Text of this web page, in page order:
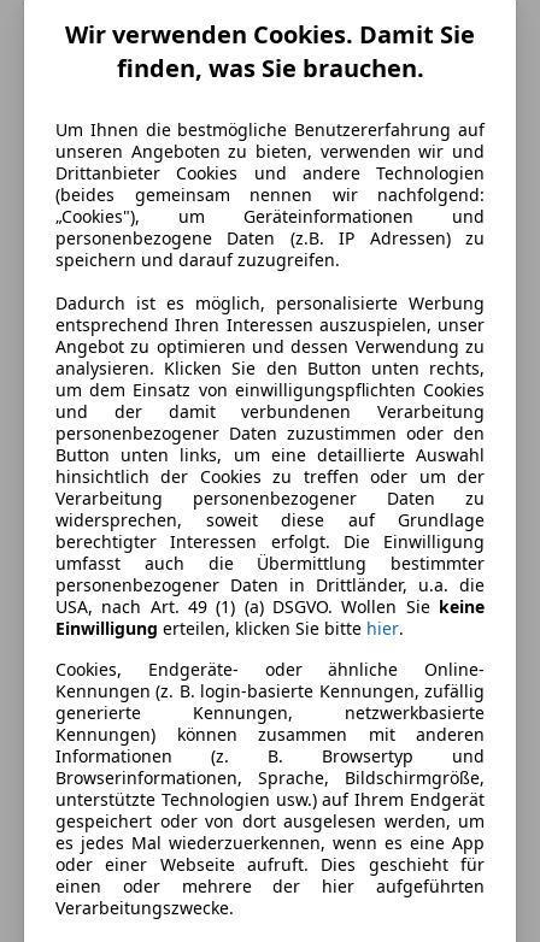
Energieverbrauch
Kraftstoff Benzin
Komfort
Armlehne
Elektrische Fensterheber
Getönte Scheiben
Klimaautomatik
Multifunktionslenkrad
Unterhaltung/Media
Android Auto
Apple CarPlay
Bluetooth
Bordcomputer
DAB-Radio
Freisprecheinrichtung
USB
Sicherheit
ABS
Beifahrerairbag
Fahrerairbag
Mehr anzeigen
Farbe und Innenausstattung
Außenfarbe
Silber
Farbe laut Hersteller
Silbermet.
Lackierung
Metallic
Innenausstattung
Stoff
Fahrzeugbeschreibung
2024er Crossland 1,2 T Elegance zum TOP-Preis! Mit
16" Aluräder, Multifunktionslenkrad, Climatronic,
verdunkelte Scheiben hinten, LED-Scheinwerfer uvm.
Mit nur 23.000 KM! Ohne versteckte Gebühren - §57a
Pickerl überprüft - ANMELDEFERTIG! Eintausch- und
Finanzierungsmöglichkeit! Gewährleistung!
Garantieversicherung gegen Aufpreis möglich! Fotos
Wir verwenden Cookies. Damit Sie
finden, was Sie brauchen.
Um Ihnen die bestmögliche Benutzererfahrung auf
unseren Angeboten zu bieten, verwenden wir und
Drittanbieter Cookies und andere Technologien
(beides gemeinsam nennen wir nachfolgend:
„Cookies"), um Geräteinformationen und
personenbezogene Daten (z.B. IP Adressen) zu
speichern und darauf zuzugreifen.
Dadurch ist es möglich, personalisierte Werbung
entsprechend Ihren Interessen auszuspielen, unser
Angebot zu optimieren und dessen Verwendung zu
analysieren. Klicken Sie den Button unten rechts,
um dem Einsatz von einwilligungspflichten Cookies
und der damit verbundenen Verarbeitung
personenbezogener Daten zuzustimmen oder den
Button unten links, um eine detaillierte Auswahl
hinsichtlich der Cookies zu treffen oder um der
Verarbeitung personenbezogener Daten zu
widersprechen, soweit diese auf Grundlage
berechtigter Interessen erfolgt. Die Einwilligung
umfasst auch die Übermittlung bestimmter
personenbezogener Daten in Drittländer, u.a. die
USA, nach Art. 49 (1) (a) DSGVO. Wollen Sie keine
Einwilligung erteilen, klicken Sie bitte hier.
Cookies, Endgeräte- oder ähnliche Online-
Kennungen (z. B. login-basierte Kennungen, zufällig
generierte Kennungen, netzwerkbasierte
Kennungen) können zusammen mit anderen
Informationen (z. B. Browsertyp und
Browserinformationen, Sprache, Bildschirmgröße,
unterstützte Technologien usw.) auf Ihrem Endgerät
gespeichert oder von dort ausgelesen werden, um
es jedes Mal wiederzuerkennen, wenn es eine App
oder einer Webseite aufruft. Dies geschieht für
einen oder mehrere der hier aufgeführten
Verarbeitungszwecke.